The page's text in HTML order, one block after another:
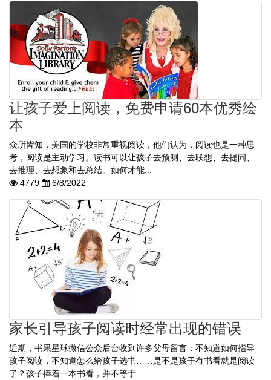
让孩子爱上阅读，免费申请60本优秀绘
本
众所皆知，美国的学校非常重视阅读，他们认为，阅读也是一种思
考，阅读是主动学习。读书可以让孩子去预测、去联想、去提问、
去推理、去想象和去总结。如何才能...
4779
6/8/2022
家长引导孩子阅读时经常出现的错误
近期，书果星球微信公众后台收到许多父母留言：不知道如何指导
孩子阅读，不知道怎么给孩子选书……是不是孩子有书看就是阅读
了？孩子捧着一本书看，并不等于...